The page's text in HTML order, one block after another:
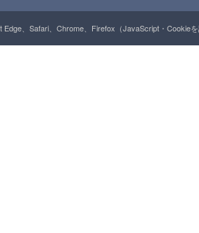
、Safari、Chrome、Firefox（JavaScript・Cookie